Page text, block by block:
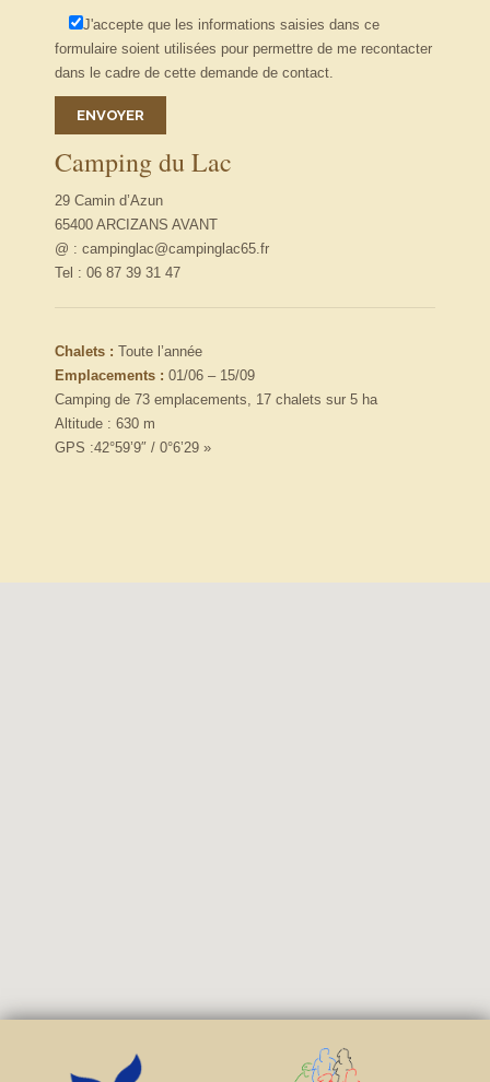
J'accepte que les informations saisies dans ce
formulaire soient utilisées pour permettre de me recontacter
dans le cadre de cette demande de contact.
Camping du Lac
29 Camin d’Azun
65400 ARCIZANS AVANT
@ : campinglac@campinglac65.fr
Tel : 06 87 39 31 47
Chalets : Toute l’année
Emplacements : 01/06 – 15/09
Camping de 73 emplacements, 17 chalets sur 5 ha
Altitude : 630 m
GPS :42°59’9″ / 0°6’29 »